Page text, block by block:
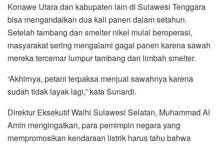
Konawe Utara dan kabupaten lain di Sulawesi Tenggara
bisa mengandalkan dua kali panen dalam setahun.
Setelah tambang dan smelter nikel mulai beroperasi,
masyarakat sering mengalami gagal panen karena sawah
mereka tercemar lumpur tambang dan limbah smelter.
“Akhirnya, petani terpaksa menjual sawahnya karena
sudah tidak layak lagi,” kata Sunardi.
Direktur Eksekutif Walhi Sulawesi Selatan, Muhammad Al
Amin mengingatkan, para pemimpin negara yang
mempromosikan kendaraan listrik harus tahu bahwa